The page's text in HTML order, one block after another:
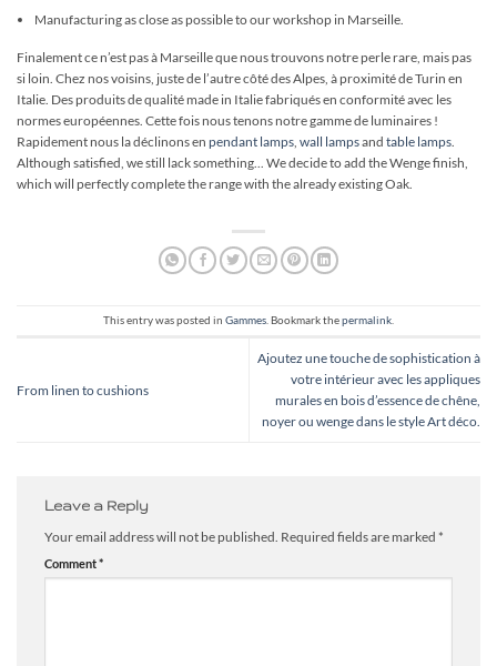
Manufacturing as close as possible to our workshop in Marseille.
Finalement ce n’est pas à Marseille que nous trouvons notre perle rare, mais pas
si loin. Chez nos voisins, juste de l’autre côté des Alpes, à proximité de Turin en
Italie. Des produits de qualité made in Italie fabriqués en conformité avec les
normes européennes. Cette fois nous tenons notre gamme de luminaires !
Rapidement nous la déclinons en pendant lamps, wall lampsand table lamps.
Although satisfied, we still lack something... We decide to add the Wenge finish,
which will perfectly complete the range with the already existing Oak.
This entry was posted in Gammes . Bookmark thepermalink
From linen to cushions
Ajoutez une touche de sophistication à
votre intérieur avec les appliques
murales en bois d’essence de chêne,
noyer ou wenge dans le style Art déco.
Leave a Reply
Your email address will not be published. Required fields are marked *
Comment*